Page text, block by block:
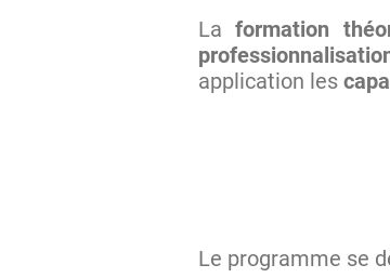
Laformation
application les
Le programme se